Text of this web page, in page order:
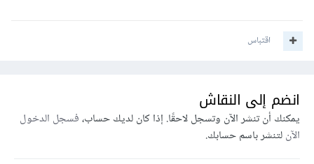
اقتباس
انضم إلى النقاش
يمكنك أن تنشر الآن وتسجل لاحقًا. إذا كان لديك حساب،فسجل الدخول
الآنلتنشر باسم حسابك.